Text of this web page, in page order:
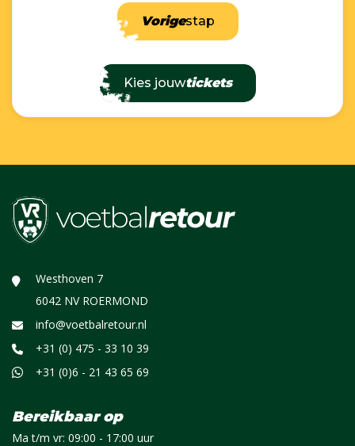
Vorigestap
Kies jouwtickets
Westhoven 7
6042 NV ROERMOND
info@voetbalretour.nl
+31 (0) 475 - 33 10 39
+31 (0)6 - 21 43 65 69
Bereikbaar op
Ma t/m vr: 09:00 - 17:00 uur